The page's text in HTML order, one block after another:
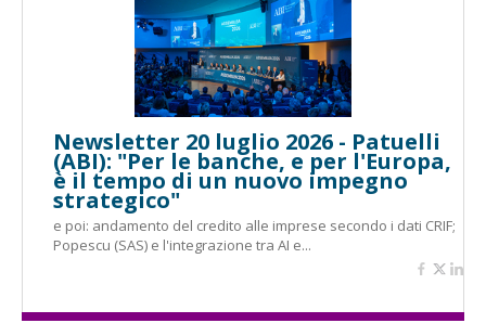
Newsletter 20 luglio 2026 - Patuelli
(ABI): "Per le banche, e per l'Europa,
è il tempo di un nuovo impegno
strategico"
e poi: andamento del credito alle imprese secondo i dati CRIF;
Popescu (SAS) e l'integrazione tra AI e...